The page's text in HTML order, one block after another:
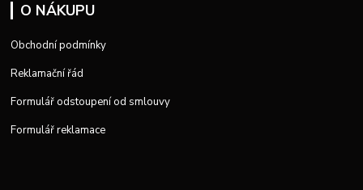
O NÁKUPU
Obchodní podmínky
Reklamační řád
Formulář odstoupení od smlouvy
Formulář reklamace